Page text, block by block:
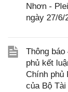
Nhơn -
ngày 27/6/
Thông
phủ kết
Chính phủ
của Bộ